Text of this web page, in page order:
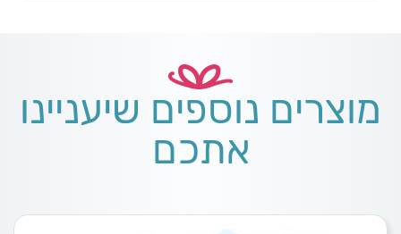
מוצרים נוספים שיעניינו
אתכם